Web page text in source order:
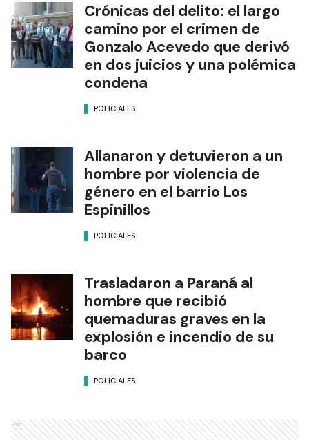
Crónicas del delito: el largo
camino por el crimen de
Gonzalo Acevedo que derivó
en dos juicios y una polémica
condena
POLICIALES
Allanaron y detuvieron a un
hombre por violencia de
género en el barrio Los
Espinillos
POLICIALES
Trasladaron a Paraná al
hombre que recibió
quemaduras graves en la
explosión e incendio de su
barco
POLICIALES
Ads